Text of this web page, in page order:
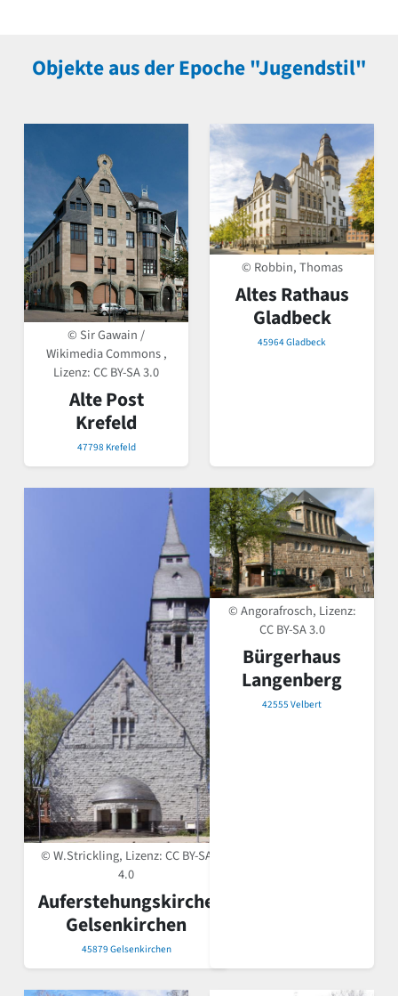
Objekte aus der Epoche "Jugendstil"
© Sir Gawain /
Wikimedia Commons ,
Lizenz:CC BY-SA 3.0
Alte Post
Krefeld
47798 Krefeld
© Robbin, Thomas
Altes Rathaus
Gladbeck
45964 Gladbeck
© W.Strickling, Lizenz:CC BY-SA
4.0
Auferstehungskirche
Gelsenkirchen
45879 Gelsenkirchen
© Angorafrosch, Lizenz:
CC BY-SA 3.0
Bürgerhaus
Langenberg
42555 Velbert